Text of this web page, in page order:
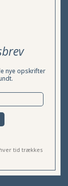
nye opskrifter
tid trækkes